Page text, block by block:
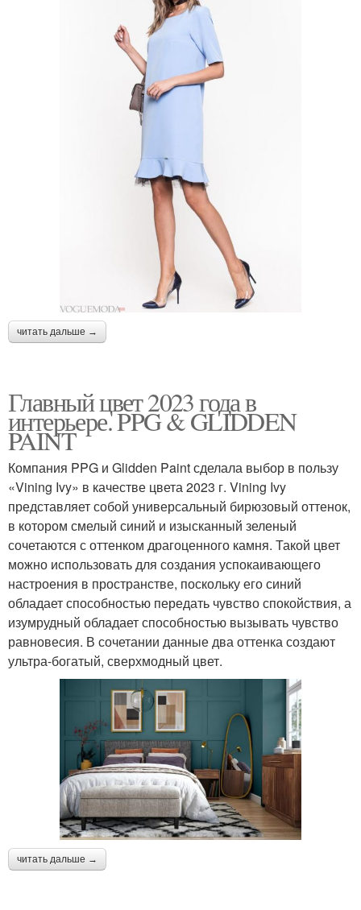
читать дальше →
Главный цвет 2023 года в
интерьере. PPG & GLIDDEN
PAINT
Компания PPG и Glidden Paint сделала выбор в пользу
«Vining Ivy» в качестве цвета 2023 г. Vining Ivy
представляет собой универсальный бирюзовый оттенок,
в котором смелый синий и изысканный зеленый
сочетаются с оттенком драгоценного камня. Такой цвет
можно использовать для создания успокаивающего
настроения в пространстве, поскольку его синий
обладает способностью передать чувство спокойствия, а
изумрудный обладает способностью вызывать чувство
равновесия. В сочетании данные два оттенка создают
ультра-богатый, сверхмодный цвет.
читать дальше →